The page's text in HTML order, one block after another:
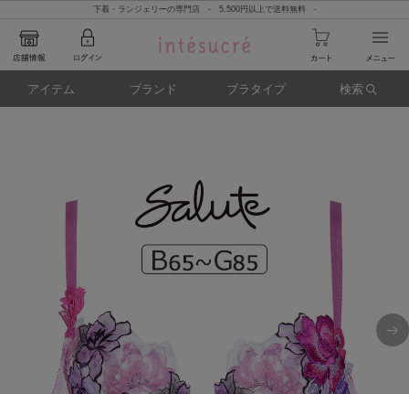
下着・ランジェリーの専門店 - 5,500円以上で送料無料 -
アイテム ブランド ブラタイプ 検索